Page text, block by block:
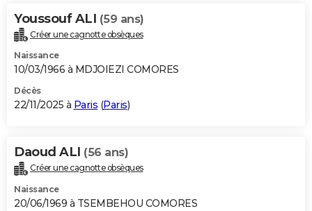
Youssouf ALI (59 ans)
Créer une cagnotte obsèques
Naissance
10/03/1966 à MDJOIEZI COMORES
Décès
22/11/2025 à Paris (Paris)
Daoud ALI (56 ans)
Créer une cagnotte obsèques
Naissance
20/06/1969 à TSEMBEHOU COMORES